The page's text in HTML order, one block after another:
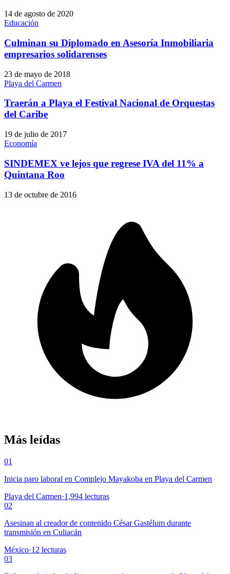
14 de agosto de 2020
Educación
Culminan su Diplomado en Asesoría Inmobiliaria
empresarios solidarenses
23 de mayo de 2018
Playa del Carmen
Traerán a Playa el Festival Nacional de Orquestas
del Caribe
19 de julio de 2017
Economía
SINDEMEX ve lejos que regrese IVA del 11% a
Quintana Roo
13 de octubre de 2016
Más leídas
01
Inicia paro laboral en Complejo Mayakoba en Playa del Carmen
Playa del Carmen·1,994 lecturas
02
Asesinan al creador de contenido César Gastélum durante
transmisión en Culiacán
México·12 lecturas
03